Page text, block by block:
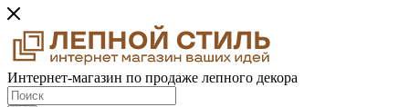
Интернет-магазин по продаже лепного декора